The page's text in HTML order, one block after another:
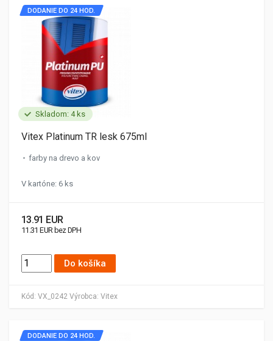
Skladom: 4 ks
Kód: VX_0242 Výrobca: Vitex
DODANIE DO 24 HOD.
Vitex Platinum TR lesk 675ml
farby na drevo a kov
V kartóne: 6 ks
13.91 EUR
11.31 EUR bez DPH
Do košíka
DODANIE DO 24 HOD.